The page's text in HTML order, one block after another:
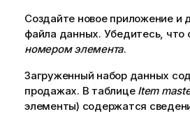
Создайте новое приложениеи
файла данных. Убедитесь, что
номером элемента.
Загруженный набор данных
продажах. В таблице Item
элементы) содержатся